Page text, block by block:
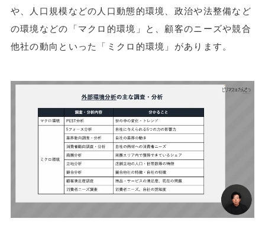
や、人口規模などの人口動態的環境、政治や法整備など
の環境などの「マクロ的環境」と、顧客のニーズや競合
他社の動向といった「ミクロ的環境」があります。